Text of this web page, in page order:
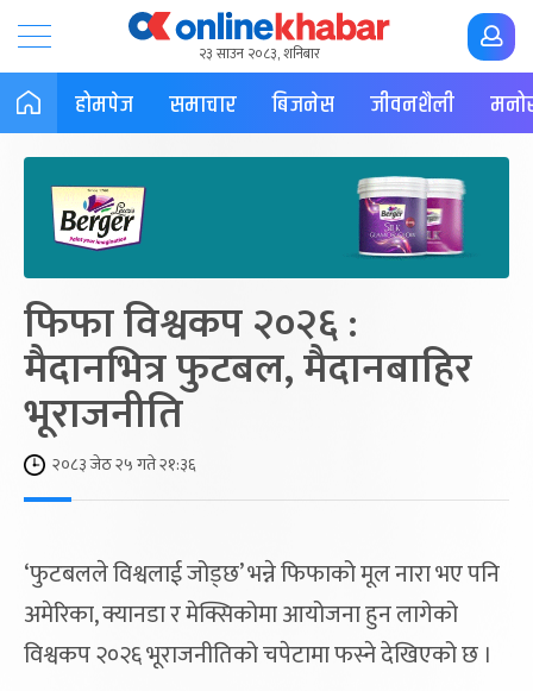
२३ साउन २०८३, शनिबार
होमपेज समाचार बिजनेस जीवनशैली
फिफा विश्वकप २०२६ :
मैदानभित्र फुटबल, मैदानबाहिर
भूराजनीति
२०८३ जेठ २५ गते २१:३६
‘फुटबलले विश्वलाई जोड्छ’ भन्ने फिफाको मूल नारा भए पनि
अमेरिका, क्यानडा र मेक्सिकोमा आयोजना हुन लागेको
विश्वकप २०२६ भूराजनीतिको चपेटामा फस्ने देखिएको छ ।